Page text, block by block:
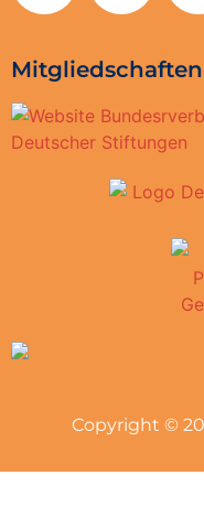
Mitgliedschaften
Copyright ©